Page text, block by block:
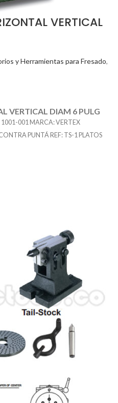
VERTICAL
y Herramientas para Fresado,
VERTICAL DIAM 6 PULG
001 MARCA: VERTEX
PUNTÁ REF: TS-1 PLATOS